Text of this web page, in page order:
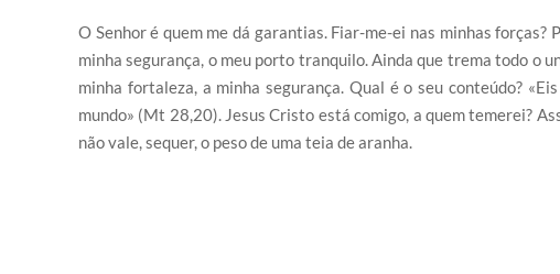
O Senhor é quem me dá garantias. Fiar-me-ei nas minhas forças?
minha segurança, o meu porto tranquilo. Ainda que trema todo o
minha fortaleza, a minha segurança. Qual é o seu conteúdo?
mundo» (Mt 28,20). Jesus Cristo está comigo, a quem temerei?
não vale, sequer, o peso de uma teia de aranha.